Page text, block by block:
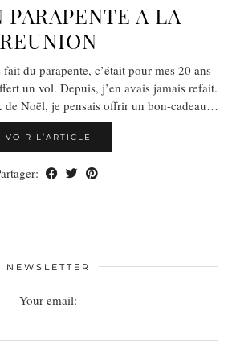
PARAPENTE A LA
REUNION
du parapente, c’était pour mes 20 ans
un vol. Depuis, j’en avais jamais refait.
de Noël, je pensais offrir un bon-cadeau…
VOIR L’ARTICLE
NEWSLETTER
Your email: